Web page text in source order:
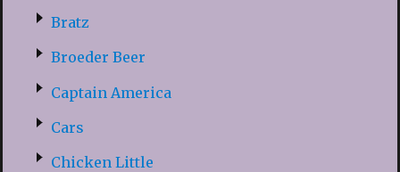
Bratz
Broeder Beer
Captain America
Cars
Chicken Little